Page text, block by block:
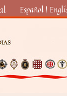
Español |